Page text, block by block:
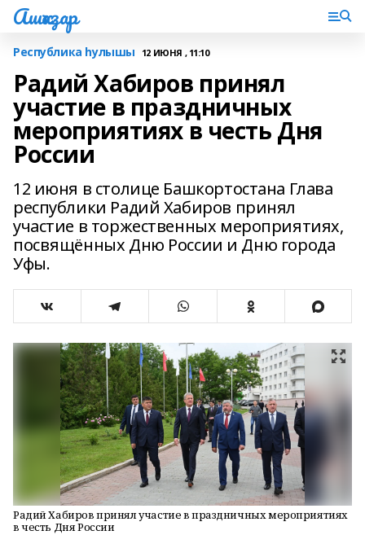
Ашҡаҙар
Республика һулышы 12 ИЮНЯ , 11:10
Радий Хабиров принял
участие в праздничных
мероприятиях в честь Дня
России
12 июня в столице Башкортостана Глава
республики Радий Хабиров принял
участие в торжественных мероприятиях,
посвящённых Дню России и Дню города
Уфы.
Радий Хабиров принял участие в праздничных мероприятиях
в честь Дня России